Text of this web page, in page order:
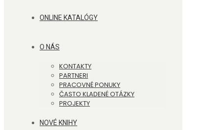
ONLINE KATALÓGY
O NÁS
KONTAKTY
PARTNERI
PRACOVNÉ PONUKY
ČASTO KLADENÉ OTÁZKY
PROJEKTY
NOVÉ KNIHY